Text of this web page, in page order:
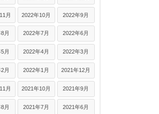
月 2022年10月 2022年9月
月 2022年7月 2022年6月
月 2022年4月 2022年3月
月 2022年1月 2021年12月
月 2021年10月 2021年9月
月 2021年7月 2021年6月